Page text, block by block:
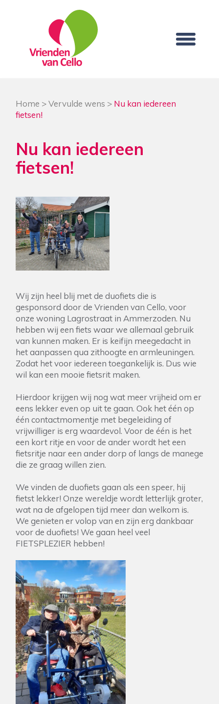
Home >Vervulde wens > Nu kan iedereen
fietsen!
Nu kan iedereen
fietsen!
Wij zijn heel blij met de duofiets die is
gesponsord door de Vrienden van Cello, voor
onze woning Lagrostraat in Ammerzoden. Nu
hebben wij een fiets waar we allemaal gebruik
van kunnen maken. Er is keifijn meegedacht in
het aanpassen qua zithoogte en armleuningen.
Zodat het voor iedereen toegankelijk is. Dus wie
wil kan een mooie fietsrit maken.
Hierdoor krijgen wij nog wat meer vrijheid om er
eens lekker even op uit te gaan. Ook het één op
één contactmomentje met begeleiding of
vrijwilliger is erg waardevol. Voor de één is het
een kort ritje en voor de ander wordt het een
fietsritje naar een ander dorp of langs de manege
die ze graag willen zien.
We vinden de duofiets gaan als een speer, hij
fietst lekker! Onze wereldje wordt letterlijk groter,
wat na de afgelopen tijd meer dan welkom is.
We genieten er volop van en zijn erg dankbaar
voor de duofiets! We gaan heel veel
FIETSPLEZIER hebben!